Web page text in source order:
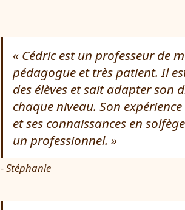
Cédric est un professeur de
pédagogue et très patient. Il
des élèves et sait adapter son
chaque niveau. Son
et ses connaissances en
un professionnel.
- Stéphanie